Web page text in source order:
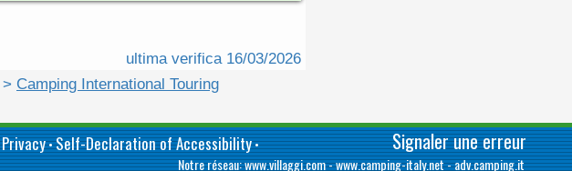
ultima verifica 16/03/2026
> Camping International Touring
Signaler une erreur
Privacy•Self-Declaration of Accessibility•
Notre réseau:www.villaggi.com-www.camping-italy.net-adv.camping.it